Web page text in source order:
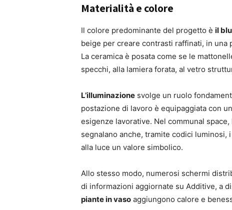
Materialità e colore
Il colore predominante del progetto è il blu
beige per creare contrasti raffinati, in una
La ceramica è posata come se le
specchi, alla lamiera forata, al vetro
L’illuminazione svolge un ruolo
postazione di lavoro è equipaggiata con
esigenze lavorative. Nel communal
segnalano anche, tramite codici
alla luce un valore simbolico.
Allo stesso modo, numerosi schermi
di informazioni aggiornate su Additive, a
piante in vaso aggiungono calore e